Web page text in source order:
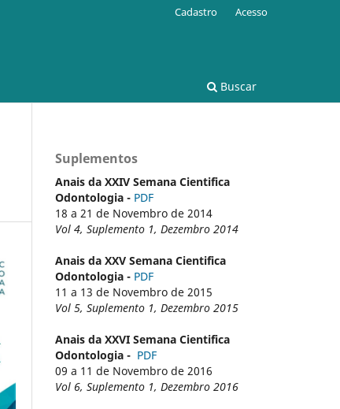
Buscar
Cadastro Acesso
Suplementos
Anais da XXIV Semana Cientifica
Odontologia - PDF
18 a 21 de Novembro de 2014
Vol 4, Suplemento 1, Dezembro 2014
Anais da XXV Semana Cientifica
Odontologia - PDF
11 a 13 de Novembro de 2015
Vol 5, Suplemento 1, Dezembro 2015
Anais da XXVI Semana Cientifica
Odontologia - PDF
09 a 11 de Novembro de 2016
Vol 6, Suplemento 1, Dezembro 2016